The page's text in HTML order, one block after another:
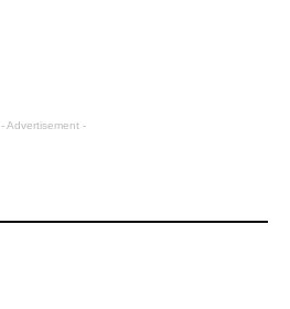
- Advertisement -